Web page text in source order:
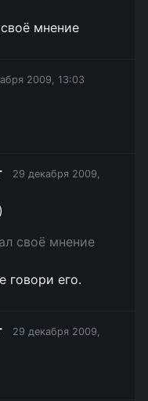
мнение
2009, 13:03
29 декабря 2009,
своё мнение
говори его.
29 декабря 2009,